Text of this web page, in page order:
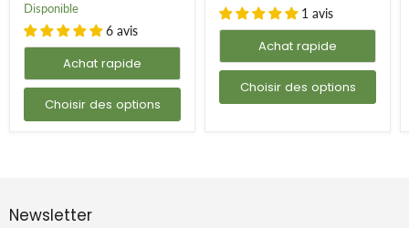
Disponible
6 avis
Achat rapide
Choisir des options
1 avis
Achat rapide
Choisir des options
Newsletter